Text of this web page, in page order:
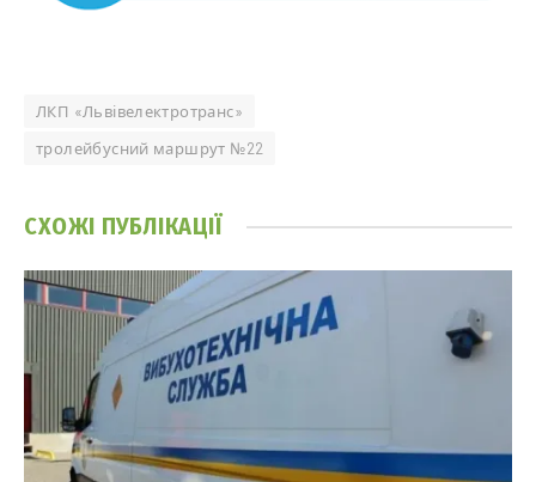
ЛКП «Львівелектротранс»
тролейбусний маршрут №22
СХОЖІ ПУБЛІКАЦІЇ